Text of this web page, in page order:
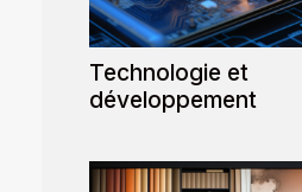
Technologie et
développement